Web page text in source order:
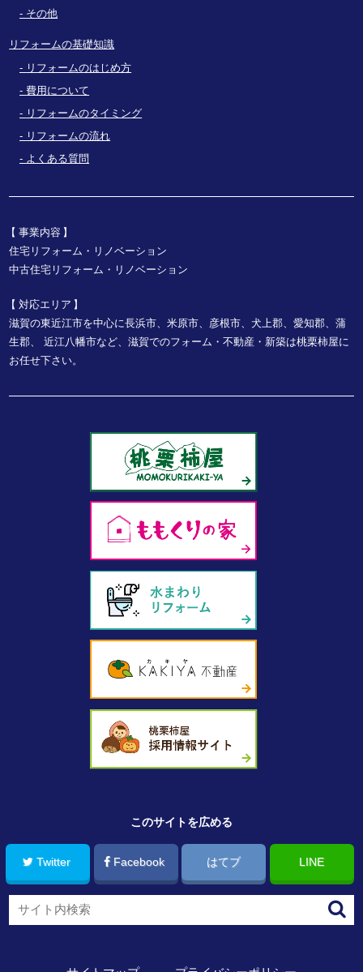
その他
リフォームの基礎知識
リフォームのはじめ方
費用について
リフォームのタイミング
リフォームの流れ
よくある質問
事業内容
住宅リフォーム・リノベーション
中古住宅リフォーム・リノベーション
対応エリア
滋賀の東近江市を中心に長浜市、米原市、彦根市、犬上郡、愛知郡、蒲
生郡、
近江八幡市など、滋賀でのフォーム・不動産・新築は桃栗柿屋に
お任せ下さい。
このサイトを広める
Twitter Facebook はてブ LINE